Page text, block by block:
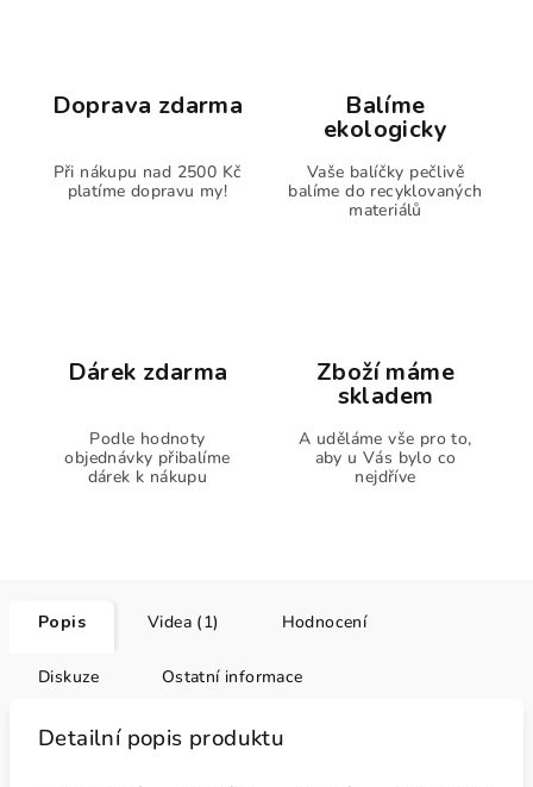
Doprava zdarma
Při nákupu nad 2500 Kč
platíme dopravu my!
Balíme
ekologicky
Vaše balíčky pečlivě
balíme do recyklovaných
materiálů
Dárek zdarma
Podle hodnoty
objednávky přibalíme
dárek k nákupu
Zboží máme
skladem
A uděláme vše pro to,
aby u Vás bylo co
nejdříve
Popis Videa (1) Hodnocení
Diskuze Ostatní informace
Detailní popis produktu